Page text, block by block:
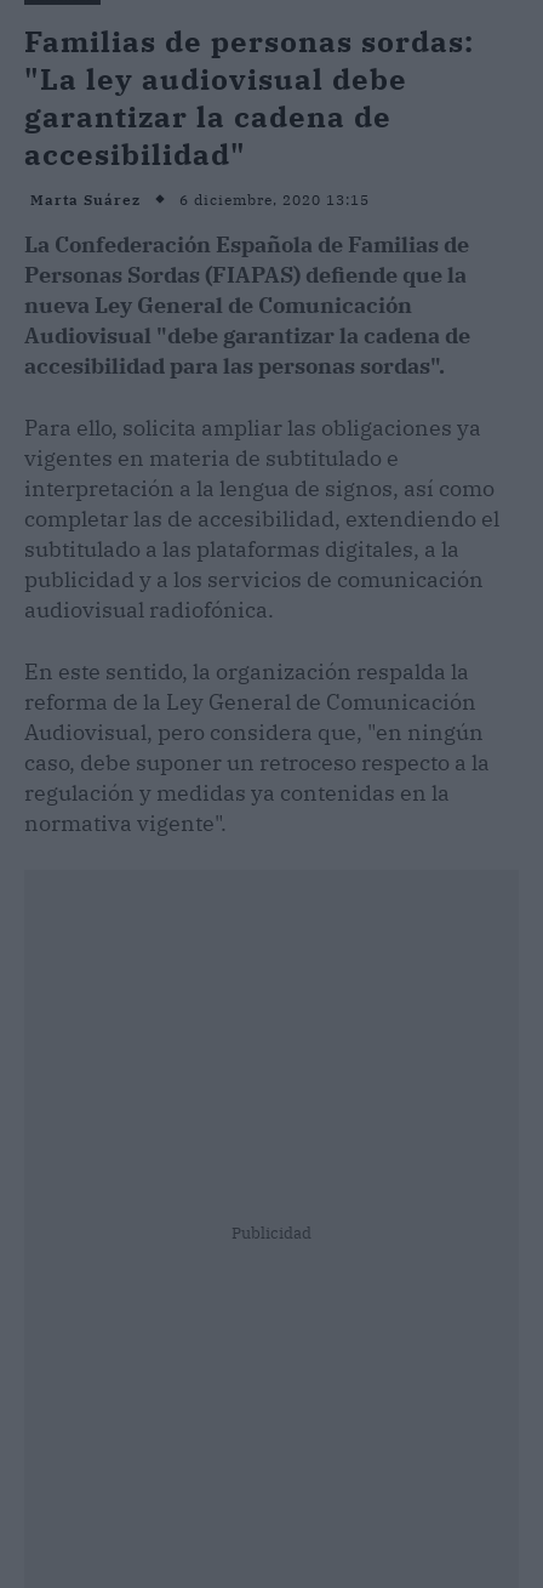
Familias de personas sordas:
"La ley audiovisual debe
garantizar la cadena de
accesibilidad"
Marta Suárez 6 diciembre, 2020 13:15
La Confederación Española de Familias de
Personas Sordas (FIAPAS) defiende que la
nueva Ley General de Comunicación
Audiovisual "debe garantizar la cadena de
accesibilidad para las personas sordas".
Para ello, solicita ampliar las obligaciones ya
vigentes en materia de subtitulado e
interpretación a la lengua de signos, así como
completar las de accesibilidad, extendiendo el
subtitulado a las plataformas digitales, a la
publicidad y a los servicios de comunicación
audiovisual radiofónica.
En este sentido, la organización respalda la
reforma de la Ley General de Comunicación
Audiovisual, pero considera que, "en ningún
caso, debe suponer un retroceso respecto a la
regulación y medidas ya contenidas en la
normativa vigente".
Publicidad